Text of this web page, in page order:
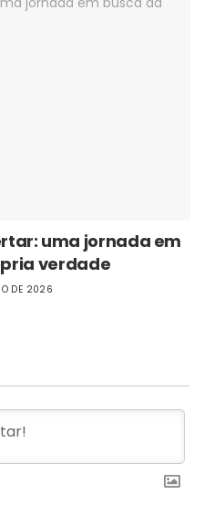
uma jornada em
verdade
DE 2026